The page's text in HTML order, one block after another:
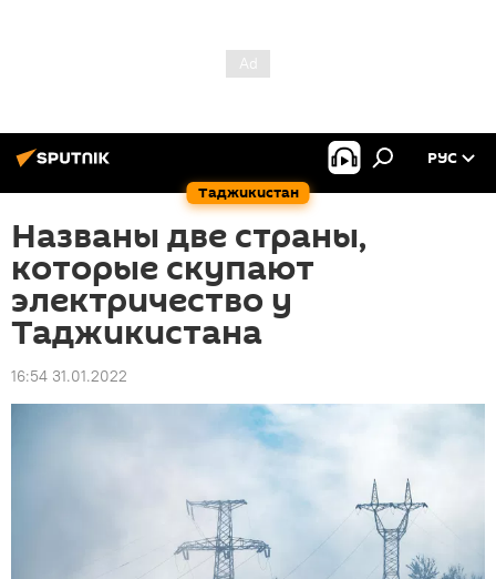
Таджикистан
РУС
Названы две страны,
которые скупают
электричество у
Таджикистана
16:54 31.01.2022